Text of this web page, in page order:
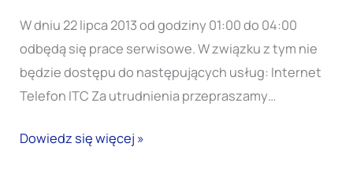
W dniu 22 lipca 2013 od godziny 01:00 do 04:00
odbędą się prace serwisowe. W związku z tym nie
będzie dostępu do następujących usług: Internet
Telefon ITC Za utrudnienia przepraszamy…
7-
2013
01.00
–
Dowiedz się więcej »